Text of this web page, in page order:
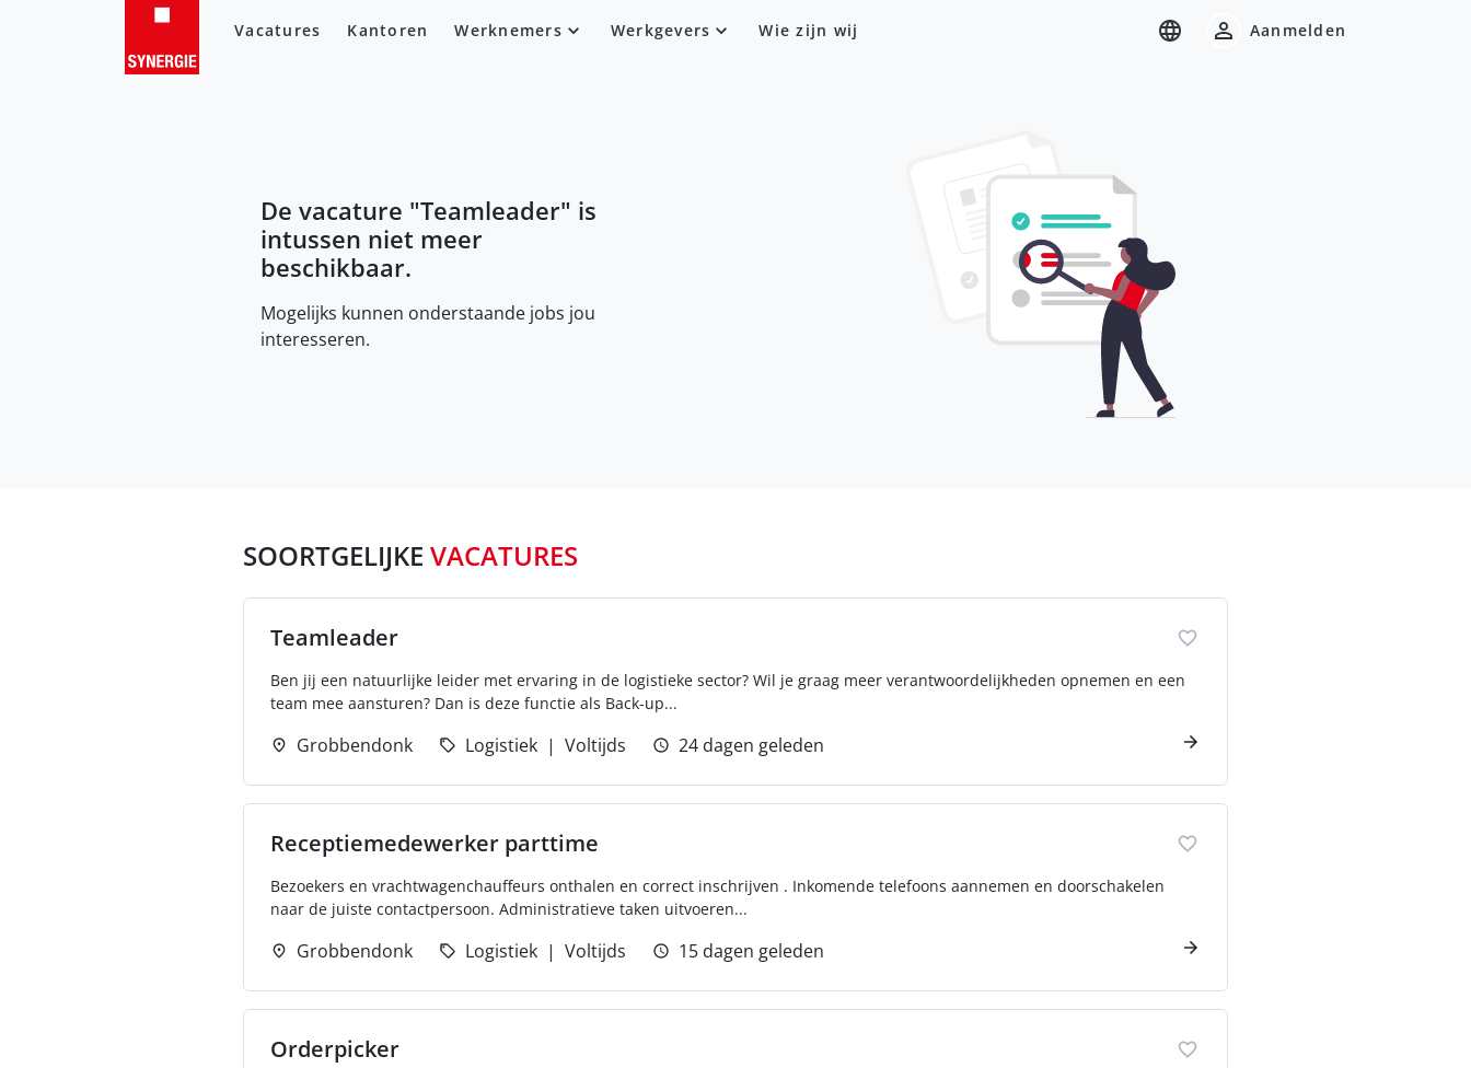
Vacatures Kantoren Werknemers Werkgevers Wie zijn wij Aanmelden
De vacature "Teamleader" is
intussen niet meer
beschikbaar.
Mogelijks kunnen onderstaande jobs jou
interesseren.
SOORTGELIJKE VACATURES
Teamleader
Ben jij een natuurlijke leider met ervaring in de logistieke sector? Wil je graag meer verantwoordelijkheden opnemen en een
team mee aansturen? Dan is deze functie als Back-up...
Grobbendonk Logistiek Voltijds 24 dagen geleden
Receptiemedewerker parttime
Bezoekers en vrachtwagenchauffeurs onthalen en correct inschrijven . Inkomende telefoons aannemen en doorschakelen
naar de juiste contactpersoon. Administratieve taken uitvoeren...
Grobbendonk Logistiek Voltijds 15 dagen geleden
Orderpicker